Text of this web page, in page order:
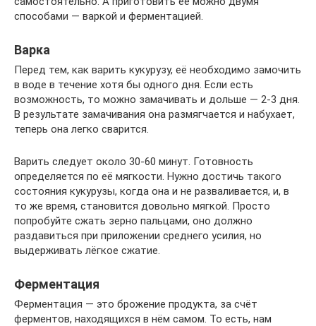
способами — варкой и ферментацией.
Варка
Перед тем, как варить кукурузу, её необходимо замочить
в воде в течение хотя бы одного дня. Если есть
возможность, то можно замачивать и дольше — 2-3 дня.
В результате замачивания она размягчается и набухает,
теперь она легко сварится.
Варить следует около 30-60 минут. Готовность
определяется по её мягкости. Нужно достичь такого
состояния кукурузы, когда она и не разваливается, и, в
то же время, становится довольно мягкой. Просто
попробуйте сжать зерно пальцами, оно должно
раздавиться при приложении среднего усилия, но
выдерживать лёгкое сжатие.
Ферментация
Ферментация — это брожение продукта, за счёт
ферментов, находящихся в нём самом. То есть, нам